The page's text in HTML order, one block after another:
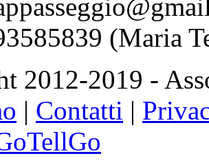
(Maria
2012-2019 -
| Contatti |